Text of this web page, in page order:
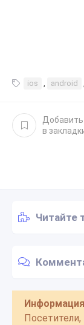
ios , android ,
Добавить
в
Читайте
Информация